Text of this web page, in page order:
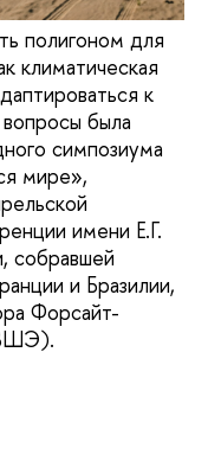
полигоном для
климатическая
к
была
симпозиума
мире»,
имени Е.Г.
собравшей
и Бразилии,
Форсайт-